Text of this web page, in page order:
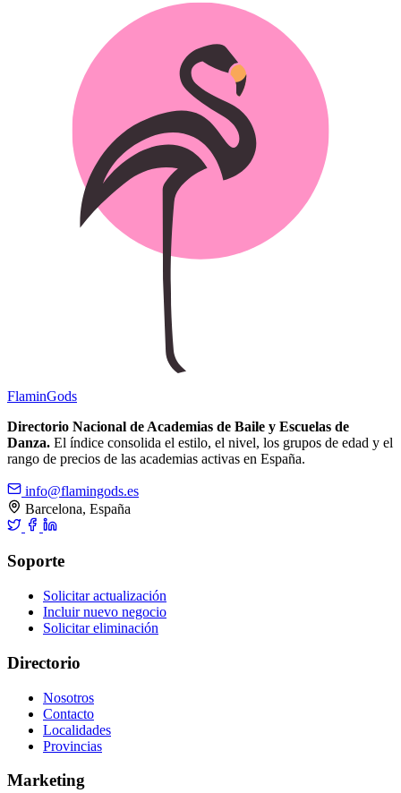
FlaminGods
Directorio Nacional de Academias de Baile y Escuelas de
Danza. El índice consolida el estilo, el nivel, los grupos de edad y el
rango de precios de las academias activas en España.
info@flamingods.es
Barcelona, España
Soporte
Solicitar actualización
Incluir nuevo negocio
Solicitar eliminación
Directorio
Nosotros
Contacto
Localidades
Provincias
Marketing